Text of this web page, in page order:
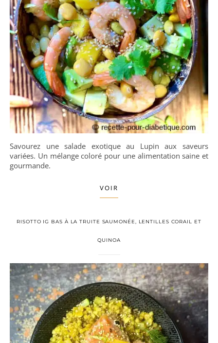
Savourez une salade exotique au Lupin aux saveurs
variées. Un mélange coloré pour une alimentation saine et
gourmande.
VOIR
RISOTTO IG BAS À LA TRUITE SAUMONÉE, LENTILLES CORAIL ET
QUINOA